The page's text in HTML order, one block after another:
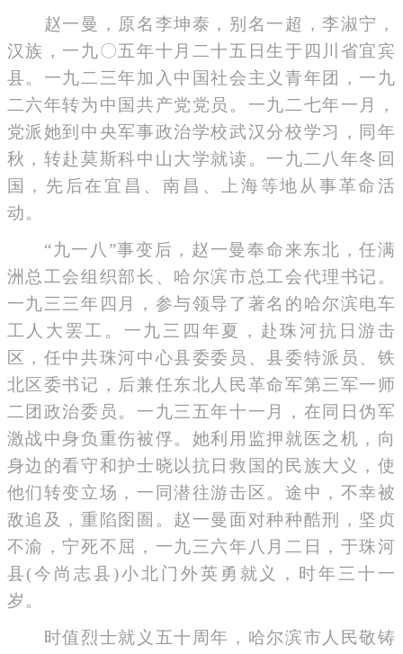
赵一曼，原名李坤泰，别名一超，李淑宁，
汉族，一九〇五年十月二十五日生于四川省宜宾
县。一九二三年加入中国社会主义青年团，一九
二六年转为中国共产党党员。一九二七年一月，
党派她到中央军事政治学校武汉分校学习，同年
秋，转赴莫斯科中山大学就读。一九二八年冬回
国，先后在宜昌、南昌、上海等地从事革命活
动。
“九一八”事变后，赵一曼奉命来东北，任满
洲总工会组织部长、哈尔滨市总工会代理书记。
一九三三年四月，参与领导了著名的哈尔滨电车
工人大罢工。一九三四年夏，赴珠河抗日游击
区，任中共珠河中心县委委员、县委特派员、铁
北区委书记，后兼任东北人民革命军第三军一师
二团政治委员。一九三五年十一月，在同日伪军
激战中身负重伤被俘。她利用监押就医之机，向
身边的看守和护士晓以抗日救国的民族大义，使
他们转变立场，一同潜往游击区。途中，不幸被
敌追及，重陷囹圄。赵一曼面对种种酷刑，坚贞
不渝，宁死不屈，一九三六年八月二日，于珠河
县(今尚志县)小北门外英勇就义，时年三十一
岁。
时值烈士就义五十周年，哈尔滨市人民敬铸